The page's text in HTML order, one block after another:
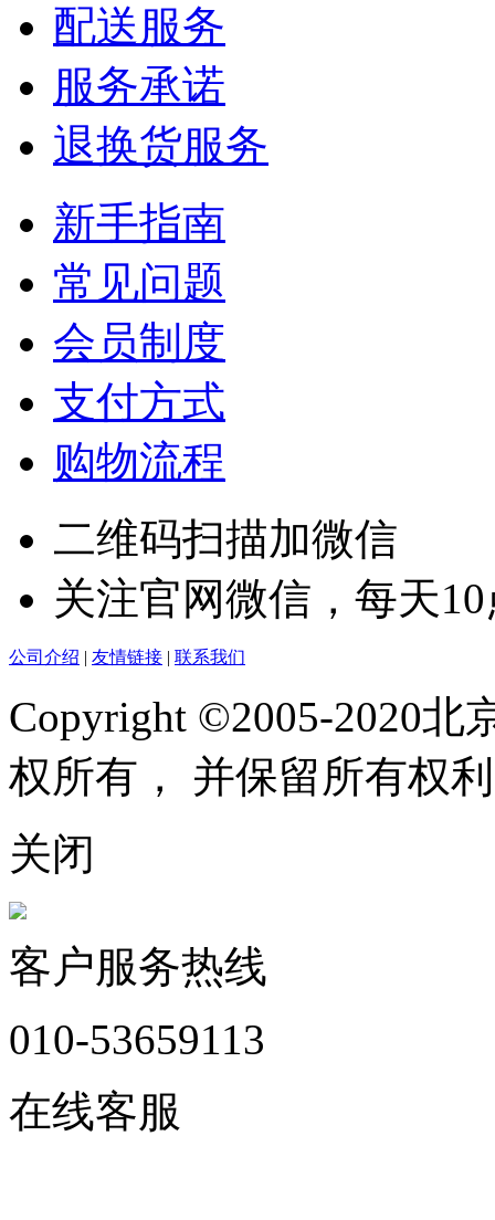
配送服务
服务承诺
退换货服务
新手指南
常见问题
会员制度
支付方式
购物流程
二维码扫描加微信
关注官网微信，每天
公司介绍 | 友情链接 | 联系我们
Copyright ©2005-2020北
权所有， 并保留所有权
关闭
客户服务热线
010-53659113
在线客服